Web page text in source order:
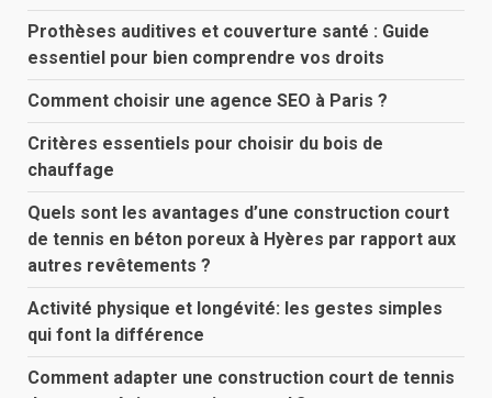
Prothèses auditives et couverture santé : Guide
essentiel pour bien comprendre vos droits
Comment choisir une agence SEO à Paris ?
Critères essentiels pour choisir du bois de
chauffage
Quels sont les avantages d’une construction court
de tennis en béton poreux à Hyères par rapport aux
autres revêtements ?
Activité physique et longévité: les gestes simples
qui font la différence
Comment adapter une construction court de tennis